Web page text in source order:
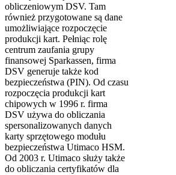
obliczeniowym DSV. Tam
również przygotowane są dane
umożliwiające rozpoczęcie
produkcji kart. Pełniąc rolę
centrum zaufania grupy
finansowej Sparkassen, firma
DSV generuje także kod
bezpieczeństwa (PIN). Od czasu
rozpoczęcia produkcji kart
chipowych w 1996 r. firma
DSV używa do obliczania
spersonalizowanych danych
karty sprzętowego modułu
bezpieczeństwa Utimaco HSM.
Od 2003 r. Utimaco służy także
do obliczania certyfikatów dla